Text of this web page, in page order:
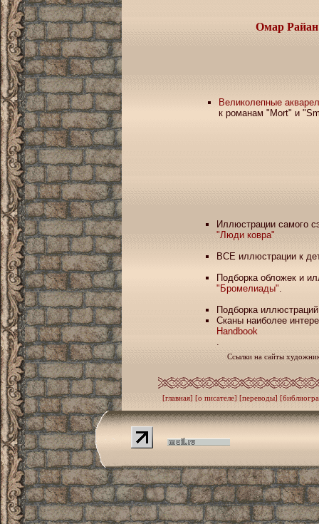
Омар Райан
Великолепные
к романам "Mort" и
Иллюстрации самого
"Люди ковра"
ВСЕ иллюстрации к
Подборка обложек и
"Бромелиады".
Подборка
Сканы наиболее
Handbook
.
Ссылки на сайты
[главная] [о писателе] [переводы]